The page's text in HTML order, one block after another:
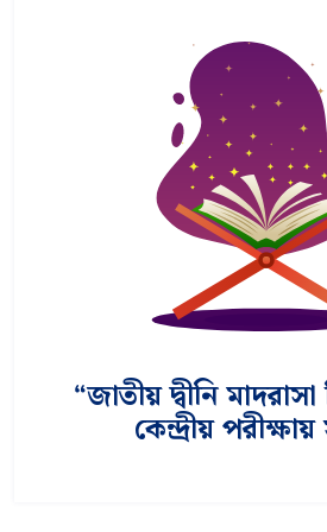
“জাতীয় দ্বীনি মাদরাসা
কেন্দ্রীয়